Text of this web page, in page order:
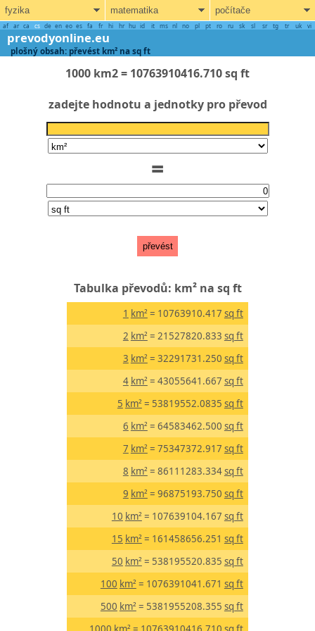
fyzika matematika počítače
af ar ca cs de en eo es fa fr hi hr hu id it ms nl no pl pt ro ru sk sl sr tg tr uk vi
prevodyonline.eu
plošný obsah: převést km² na sq ft
1000 km2 = 10763910416.710 sq ft
zadejte hodnotu a jednotky pro převod
=
převést
Tabulka převodů: km² na sq ft
1 km² = 10763910.417 sq ft
2 km² = 21527820.833 sq ft
3 km² = 32291731.250 sq ft
4 km² = 43055641.667 sq ft
5 km² = 53819552.0835 sq ft
6 km² = 64583462.500 sq ft
7 km² = 75347372.917 sq ft
8 km² = 86111283.334sq ft
9 km² = 96875193.750 sq ft
10 km² = 107639104.167 sq ft
15 km² = 161458656.251 sq ft
50 km² = 538195520.835 sq ft
100 km² = 1076391041.671 sq ft
500 km² = 5381955208.355 sq ft